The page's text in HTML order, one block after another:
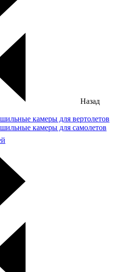
Назад
камеры для вертолетов
камеры для самолетов